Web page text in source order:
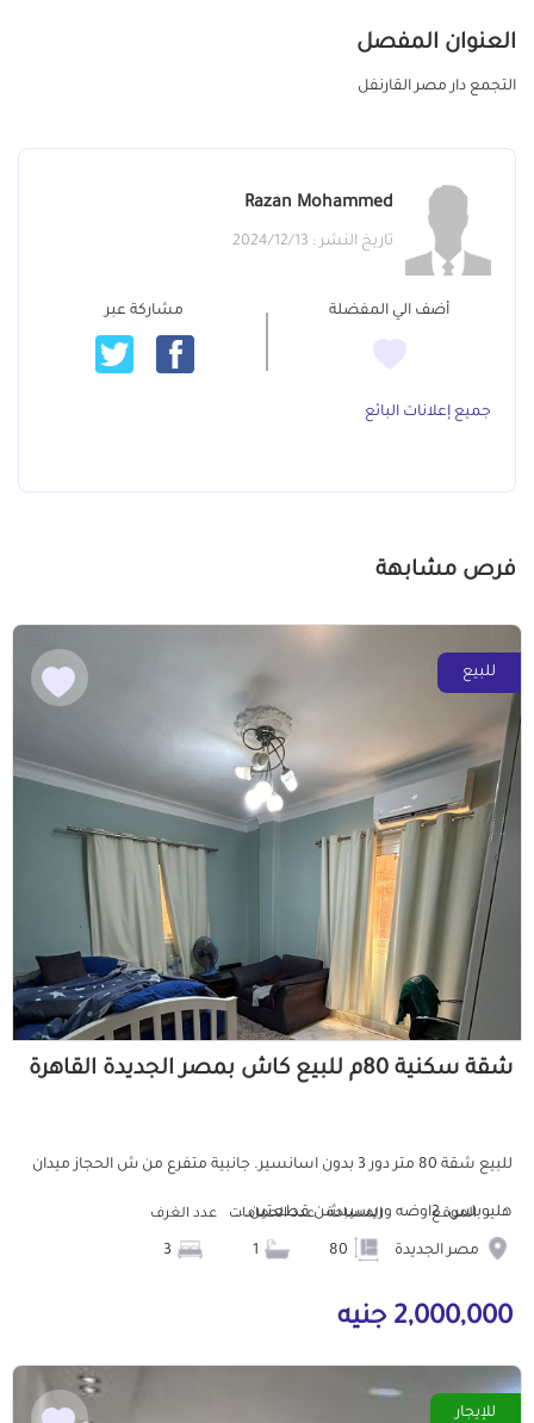
العنوان المفصل
التجمع دار مصر القارنفل
Razan Mohammed
تاريخ النشر : 2024/12/13
أضف الي المفضلة مشاركة عبر
جميع إعلانات البائع
فرص مشابهة
للبيع
شقة سكنية 80م للبيع كاش بمصر الجديدة القاهرة
للبيع شقة 80 متر دور 3 بدون اسانسير. جانبية متفرع من ش الحجاز ميدان
هليوبلس. 2اوضه وريسيبشن قطعتين...
الموقع
مصر الجديدة
المساحة عدد الحمامات عدد الغرف
2,000,000 جنيه
للإيجار